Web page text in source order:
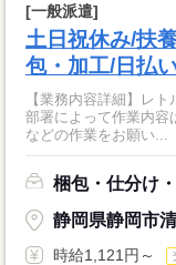
[一般派遣]
土日祝休み/扶
包・加工/日払
【業務内容詳細】レ
部署によって作業内容
などの作業をお願い...
梱包・仕分け
静岡県静岡市
時給1,121円～